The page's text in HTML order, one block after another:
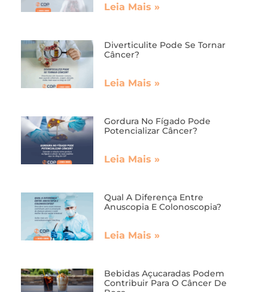
Leia Mais »
Diverticulite Pode Se Tornar
Câncer?
Leia Mais »
Gordura No Fígado Pode
Potencializar Câncer?
Leia Mais »
Qual A Diferença Entre
Anuscopia E Colonoscopia?
Leia Mais »
Bebidas Açucaradas Podem
Contribuir Para O Câncer De